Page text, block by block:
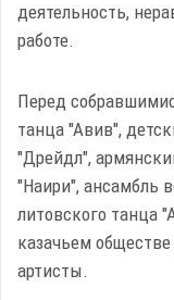
деятельность,
работе.
Перед
танца "Авив",
"Дрейдл",
"Наири", ансамбль
литовского танца
казачьем
артисты.